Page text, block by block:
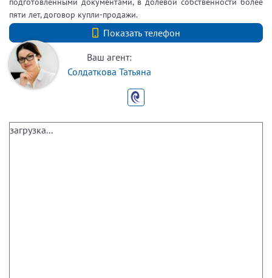
пяти лет, договор купли-продажи.
Показать телефон
+7 (812) 740-70-40
Ваш агент:
Солдаткова Татьяна
загрузка...